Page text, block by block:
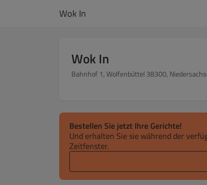
Wok In
Wok In
Bahnhof 1, Wolfenbüttel 38300,
Bestellen Sie jetzt Ihre Gerichte!
Und erhalten Sie sie während der
Zeitfenster.